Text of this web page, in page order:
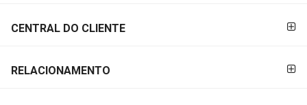
CENTRAL DO CLIENTE
RELACIONAMENTO